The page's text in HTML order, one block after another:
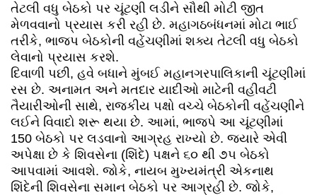
તેટલી વધુ બેઠકો પર ચૂંટણી લડીને સૌથી મોટી જીત
મેળવવાનો પ્રયાસ કરી રહી છે. મહાગઠબંધનમાં મોટા ભાઈ
તરીકે, ભાજપ બેઠકોની વહેંચણીમાં શક્ય તેટલી વધુ બેઠકો
લેવાનો પ્રયાસ કરશે.
દિવાળી પછી, હવે બધાને મુંબઈ મહાનગરપાલિકાની ચૂંટણીમાં
રસ છે. અનામત અને મતદાર યાદીઓ માટેની વહીવટી
તૈયારીઓની સાથે, રાજકીય પક્ષો વચ્ચે બેઠકોની વહેંચણીને
લઈને વિવાદો શરૂ થયા છે. આમાં, ભાજપે આ ચૂંટણીમાં
150 બેઠકો પર લડવાનો આગ્રહ રાખ્યો છે. જ્યારે એવી
અપેક્ષા છે કે શિવસેના (શિંદે) પક્ષને ૬૦ થી ૭૫ બેઠકો
આપવામાં આવશે. જોકે, નાયબ મુખ્યમંત્રી એકનાથ
શિંદેની શિવસેના સમાન બેઠકો પર આગ્રહી છે. જોકે,